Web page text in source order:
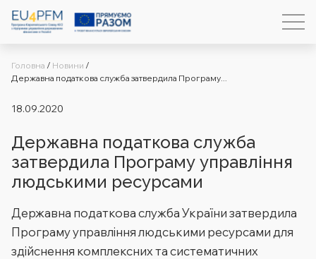
Головна / Новини /
Державна податкова служба затвердила Програму...
18.09.2020
Державна податкова служба
затвердила Програму управління
людськими ресурсами
Державна податкова служба України затвердила
Програму управління людськими ресурсами для
здійснення комплексних та систематичних